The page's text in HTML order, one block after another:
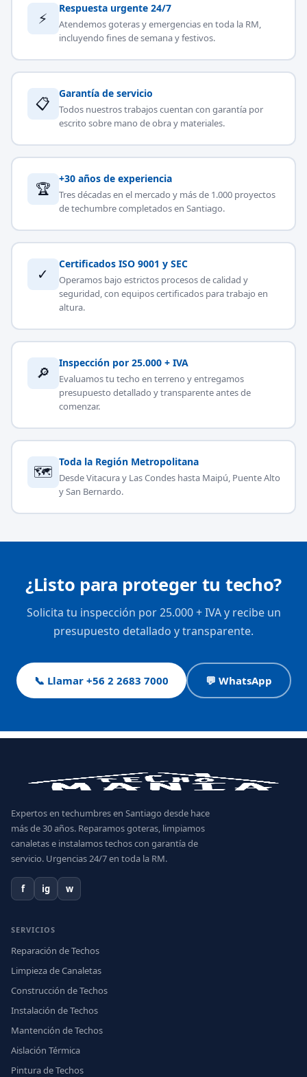
⚡
Respuesta urgente 24/7
Atendemos goteras y emergencias en toda la RM,
incluyendo fines de semana y festivos.
📋
Garantía de servicio
Todos nuestros trabajos cuentan con garantía por
escrito sobre mano de obra y materiales.
🏆
+30 años de experiencia
Tres décadas en el mercado y más de 1.000 proyectos
de techumbre completados en Santiago.
✓
Certificados ISO 9001 y SEC
Operamos bajo estrictos procesos de calidad y
seguridad, con equipos certificados para trabajo en
altura.
🔎
Inspección por 25.000 + IVA
Evaluamos tu techo en terreno y entregamos
presupuesto detallado y transparente antes de
comenzar.
🗺
Toda la Región Metropolitana
Desde Vitacura y Las Condes hasta Maipú, Puente Alto
y San Bernardo.
¿Listo para proteger tu techo?
Solicita tu inspección por 25.000 + IVA y recibe un
presupuesto detallado y transparente.
📞 Llamar +56 2 2683 7000 💬 WhatsApp
Expertos en techumbres en Santiago desde hace
más de 30 años. Reparamos goteras, limpiamos
canaletas e instalamos techos con garantía de
servicio. Urgencias 24/7 en toda la RM.
f ig w
SERVICIOS
Reparación de Techos
Limpieza de Canaletas
Construcción de Techos
Instalación de Techos
Mantención de Techos
Aislación Térmica
Pintura de Techos